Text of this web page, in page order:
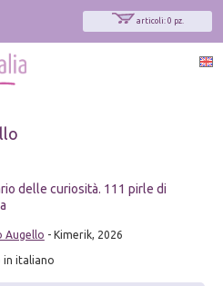
articoli: 0 pz.
delle curiosità. 111 pirle di
Augello - Kimerik, 2026
italiano